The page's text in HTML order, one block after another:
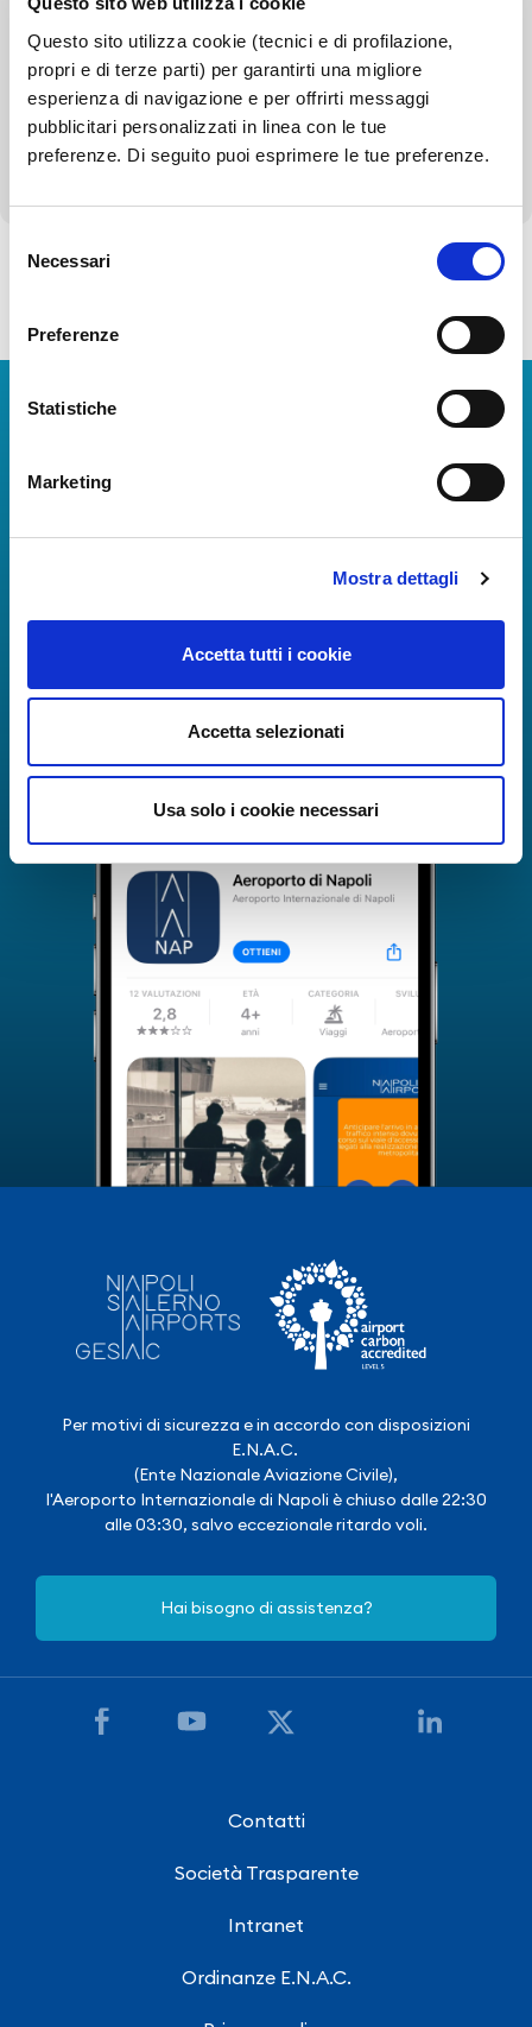
Questo sito utilizza cookie (tecnici e di profilazione,
propri e di terze parti) per garantirti una migliore
esperienza di navigazione e per offrirti messaggi
pubblicitari personalizzati in linea con le tue
preferenze. Di seguito puoi esprimere le tue preferenze.
delNecessari
Preferenze
Statistiche
Marketing
Mostra dettagli
Accetta tutti i cookie
Accetta selezionati
Usa solo i cookie necessari
Controlli e rilievi sull'amministrazione
Servizi erogati
Altri contenuti - Corruzione
La Guida dei Servizi dell'Aeroporto Internazionale di
all'Aeroporto di Napoli ancora più coinvolgente e
Per motivi di sicurezza e in accordo con disposizioni
E.N.A.C.
(Ente Nazionale Aviazione Civile),
l'Aeroporto Internazionale di Napoli è chiuso dalle 22:30
alle 03:30, salvo eccezionale ritardo voli.
Hai bisogno di assistenza?
Contatti
Società Trasparente
Intranet
Ordinanze E.N.A.C.